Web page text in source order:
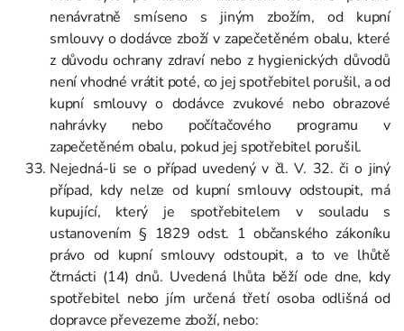
nenávratně smíseno s jiným zbožím, od kupní
smlouvy o dodávce zboží v zapečetěném obalu, které
z důvodu ochrany zdraví nebo z hygienických důvodů
není vhodné vrátit poté, co jej spotřebitel porušil, a od
kupní smlouvy o dodávce zvukové nebo obrazové
nahrávky nebo počítačového programu v
zapečetěném obalu, pokud jej spotřebitel porušil.
Nejedná-li se o případ uvedený v čl. V. 32. či o jiný
případ, kdy nelze od kupní smlouvy odstoupit, má
kupující, který je spotřebitelem v souladu s
ustanovením § 1829 odst. 1 občanského zákoníku
právo od kupní smlouvy odstoupit, a to ve lhůtě
čtrnácti (14) dnů. Uvedená lhůta běží ode dne, kdy
spotřebitel nebo jím určená třetí osoba odlišná od
dopravce převezeme zboží, nebo: